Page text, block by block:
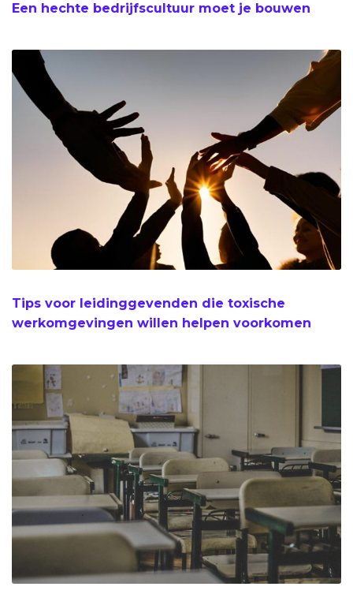
Een hechte bedrijfscultuur moet je bouwen
Tips voor leidinggevenden die toxische
werkomgevingen willen helpen voorkomen